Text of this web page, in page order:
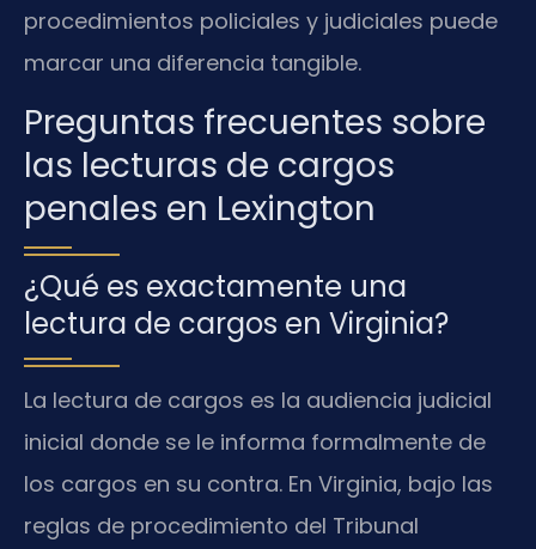
procedimientos policiales y judiciales puede
marcar una diferencia tangible.
Preguntas frecuentes sobre
las lecturas de cargos
penales en Lexington
¿Qué es exactamente una
lectura de cargos en Virginia?
La lectura de cargos es la audiencia judicial
inicial donde se le informa formalmente de
los cargos en su contra. En Virginia, bajo las
reglas de procedimiento del Tribunal